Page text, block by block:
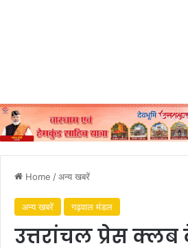
Home /अन्य खबरें
अन्य खबरें गढ़वाल मंडल
उत्तरांचल प्रेस क्लब